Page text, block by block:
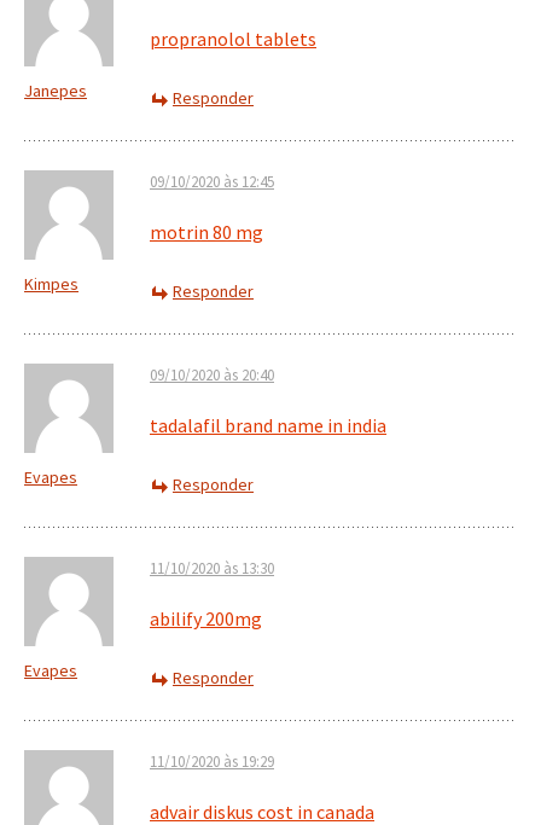
Janepes
propranolol tablets
Responder
Kimpes
09/10/2020 às 12:45
motrin 80 mg
Responder
Evapes
09/10/2020 às 20:40
tadalafil brand name in india
Responder
Evapes
11/10/2020 às 13:30
abilify 200mg
Responder
11/10/2020 às 19:29
advair diskus cost in canada